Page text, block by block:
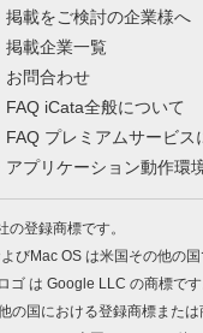
掲載をご検討の企業様へ
掲載企業一覧
お問合わせ
FAQ iCata全般について
FAQ プレミアムサービス
アプリケーション動作環
登録商標です。
Mac OS は米国その他の
は Google LLC の商標です
国における登録商標または